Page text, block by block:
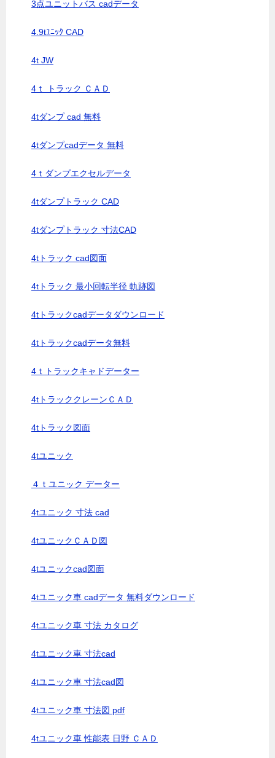
3点ユニットバス cadデータ
4.9tﾕﾆｯｸ CAD
4t JW
4ｔ トラック ＣＡＤ
4tダンプ cad 無料
4tダンプcadデータ 無料
4ｔダンプエクセルデータ
4tダンプトラック CAD
4tダンプトラック 寸法CAD
4tトラック cad図面
4tトラック 最小回転半径 軌跡図
4tトラックcadデータダウンロード
4tトラックcadデータ無料
4ｔトラックキャドデーター
4tトラッククレーンＣＡＤ
4tトラック図面
4tユニック
４ｔユニック データー
4tユニック 寸法 cad
4tユニックＣＡＤ図
4tユニックcad図面
4tユニック車 cadデータ 無料ダウンロード
4tユニック車 寸法 カタログ
4tユニック車 寸法cad
4tユニック車 寸法cad図
4tユニック車 寸法図 pdf
4tユニック車 性能表 日野 ＣＡＤ